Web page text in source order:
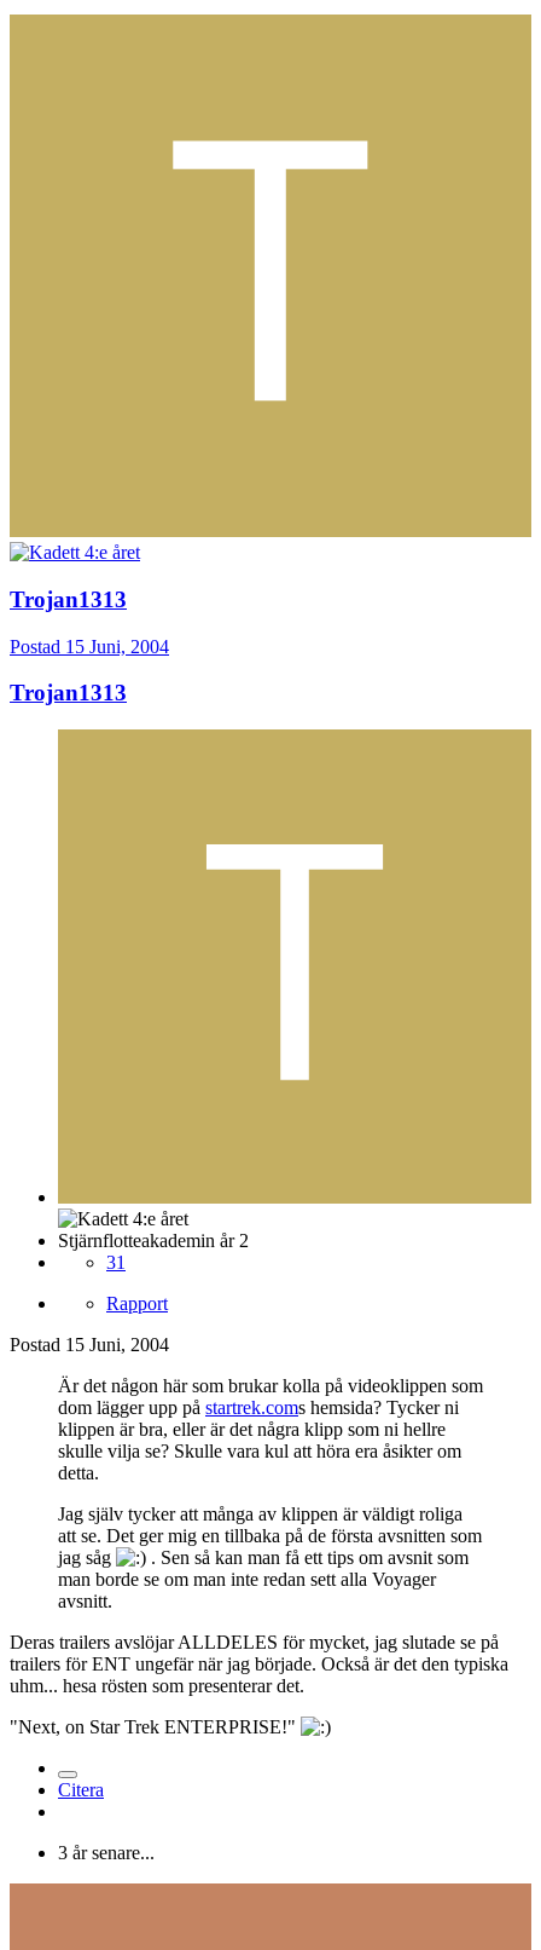
Trojan1313
Postad 15 Juni, 2004
Trojan1313
Stjärnflotteakademin år 2
31
Rapport
Postad 15 Juni, 2004
Är det någon här som brukar kolla på videoklippen som
dom lägger upp på startrek.coms hemsida? Tycker ni
klippen är bra, eller är det några klipp som ni hellre
skulle vilja se? Skulle vara kul att höra era åsikter om
detta.
Jag själv tycker att många av klippen är väldigt roliga
att se. Det ger mig en tillbaka på de första avsnitten som
jag såg
. Sen så kan man få ett tips om avsnit som
man borde se om man inte redan sett alla Voyager
avsnitt.
Deras trailers avslöjar ALLDELES för mycket, jag slutade se på
trailers för ENT ungefär när jag började. Också är det den typiska
uhm... hesa rösten som presenterar det.
"Next, on Star Trek ENTERPRISE!"
Citera
3 år senare...